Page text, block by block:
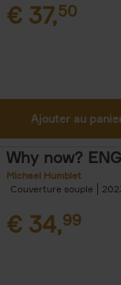
€ 37,50
Ajouter au
Why now? ENG
Michael Humblet
Couverture souple
€ 34,99